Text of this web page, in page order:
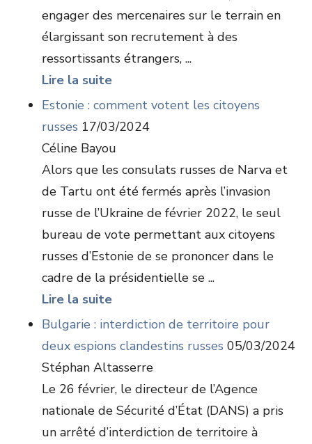
engager des mercenaires sur le terrain en
élargissant son recrutement à des
ressortissants étrangers, ...
Lire la suite
Estonie : comment votent les citoyens
russes 17/03/2024
Céline Bayou
Alors que les consulats russes de Narva et
de Tartu ont été fermés après l’invasion
russe de l’Ukraine de février 2022, le seul
bureau de vote permettant aux citoyens
russes d’Estonie de se prononcer dans le
cadre de la présidentielle se ...
Lire la suite
Bulgarie : interdiction de territoire pour
deux espions clandestins russes 05/03/2024
Stéphan Altasserre
Le 26 février, le directeur de l’Agence
nationale de Sécurité d’État (DANS) a pris
un arrêté d’interdiction de territoire à